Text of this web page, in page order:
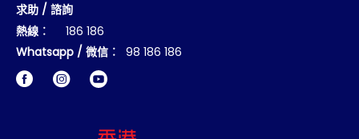
求助 / 諮詢
熱線︰
186 186
Whatsapp / 微信︰ 98 186 186
FacebookInstagram